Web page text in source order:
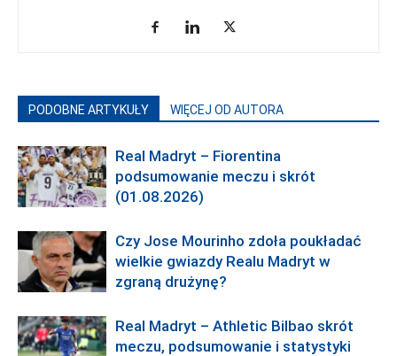
PODOBNE ARTYKUŁY WIĘCEJ OD AUTORA
Real Madryt – Fiorentina
podsumowanie meczu i skrót
(01.08.2026)
Czy Jose Mourinho zdoła poukładać
wielkie gwiazdy Realu Madryt w
zgraną drużynę?
Real Madryt – Athletic Bilbao skrót
meczu, podsumowanie i statystyki